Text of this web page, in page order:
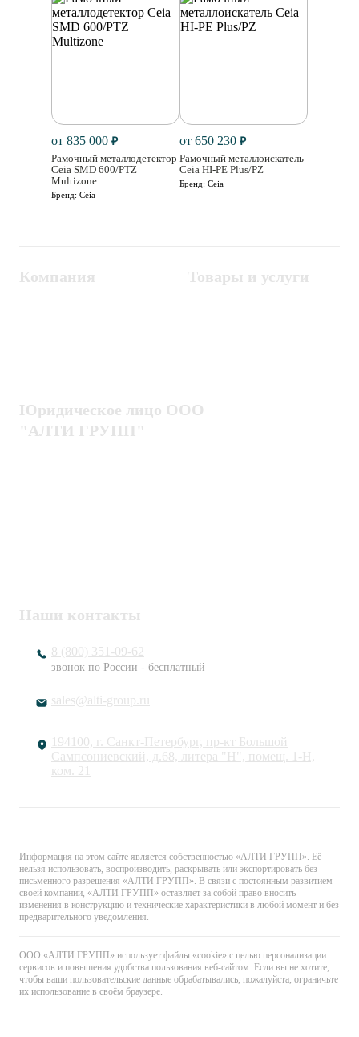
от 835 000 ₽
Рамочный металлодетектор
Ceia SMD 600/PTZ
Multizone
Бренд: Ceia
от 650 230 ₽
Рамочный металлоискатель
Ceia HI-PE Plus/PZ
Бренд: Ceia
Компания Товары и услуги
Юридическое лицо ООО
"АЛТИ ГРУПП"
Наши контакты
8 (800) 351-09-62
звонок по России - бесплатный
sales@alti-group.ru
194100, г. Санкт-Петербург, пр-кт Большой
Сампсониевский, д.68, литера "Н", помещ. 1-Н,
ком. 21
Информация на этом сайте является собственностью «АЛТИ ГРУПП». Её
нельзя использовать, воспроизводить, раскрывать или экспортировать без
письменного разрешения «АЛТИ ГРУПП». В связи с постоянным развитием
своей компании, «АЛТИ ГРУПП» оставляет за собой право вносить
изменения в конструкцию и технические характеристики в любой момент и без
предварительного уведомления.
ООО «АЛТИ ГРУПП» использует файлы «cookie» с целью персонализации
сервисов и повышения удобства пользования веб-сайтом. Если вы не хотите,
чтобы ваши пользовательские данные обрабатывались, пожалуйста, ограничьте
их использование в своём браузере.